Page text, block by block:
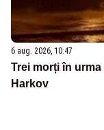
6 aug. 2026, 10:47
Trei morți în
Harkov